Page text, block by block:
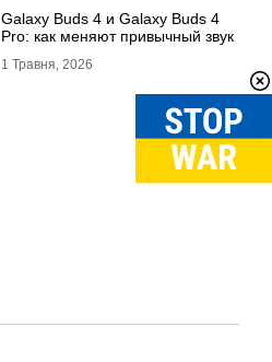
Galaxy Buds 4 и Galaxy Buds 4
Pro: как меняют привычный звук
1 Травня, 2026